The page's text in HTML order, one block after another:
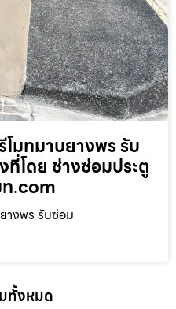
โมทมาบยางพร รับ
โดย ช่างซ่อมประตู
ท.com
างพร รับซ่อม
ทั้งหมด